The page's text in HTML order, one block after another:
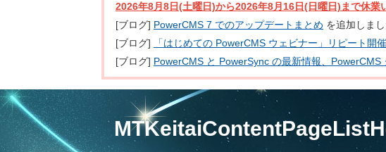
2026年8月8日(土曜日)から2026年8月16日(日曜日)まで休業
[ブログ] PowerCMS 7 でのアップデートまとめ を追加しまし
[ブログ]
「はじめての PowerCMS ウェビナー」リピート開
[ブログ] PowerCMS と PowerSync の最新情報、